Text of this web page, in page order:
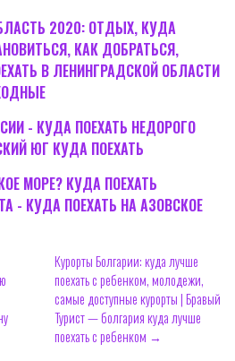
2020: ОТДЫХ, КУДА
КАК ДОБРАТЬСЯ,
В ЛЕНИНГРАДСКОЙ ОБЛАСТИ
- КУДА ПОЕХАТЬ НЕДОРОГО
ЮГ КУДА ПОЕХАТЬ
МОРЕ? КУДА ПОЕХАТЬ
- КУДА ПОЕХАТЬ НА АЗОВСКОЕ
Курорты Болгарии: куда лучше
поехать с ребенком, молодежи,
самые доступные курорты | Бравый
Турист — болгария куда лучше
поехать с ребенком →